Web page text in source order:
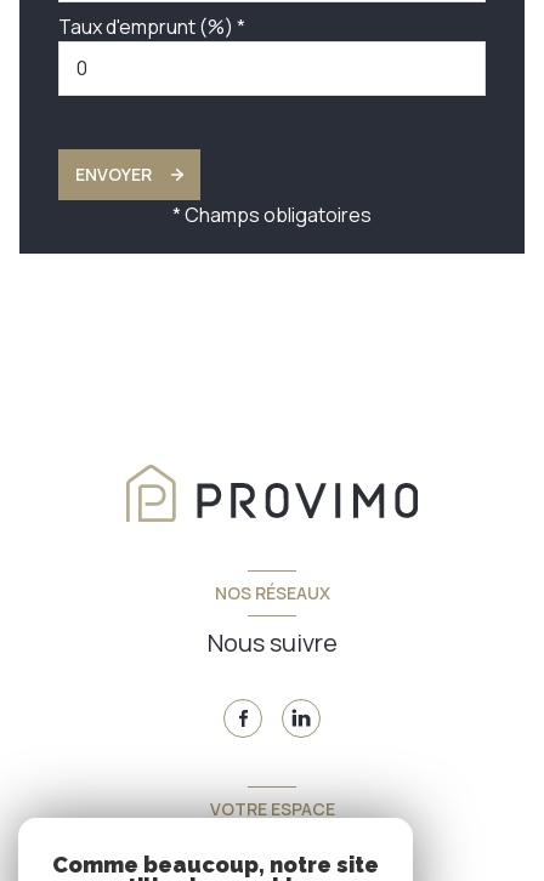
Taux d'emprunt (%) *
ENVOYER
* Champs obligatoires
NOS RÉSEAUX
Nous suivre
VOTRE ESPACE
Espace propriétaire
Comme beaucoup, notre site